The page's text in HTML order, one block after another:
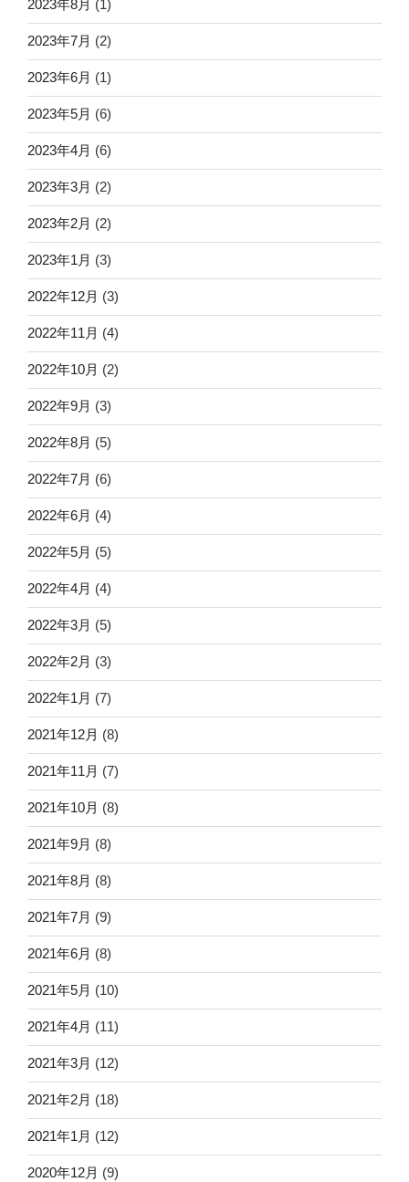
2023年8月 (1)
2023年7月 (2)
2023年6月 (1)
2023年5月 (6)
2023年4月 (6)
2023年3月 (2)
2023年2月 (2)
2023年1月 (3)
2022年12月 (3)
2022年11月 (4)
2022年10月 (2)
2022年9月 (3)
2022年8月 (5)
2022年7月 (6)
2022年6月 (4)
2022年5月 (5)
2022年4月 (4)
2022年3月 (5)
2022年2月 (3)
2022年1月 (7)
2021年12月 (8)
2021年11月 (7)
2021年10月 (8)
2021年9月 (8)
2021年8月 (8)
2021年7月 (9)
2021年6月 (8)
2021年5月 (10)
2021年4月 (11)
2021年3月 (12)
2021年2月 (18)
2021年1月 (12)
2020年12月 (9)